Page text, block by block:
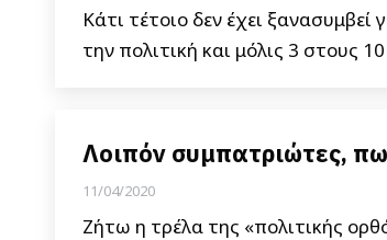
Κάτι τέτοιο δεν έχει
την πολιτική και μόλις 3 στους
Λοιπόν συμπατριώτες,
11/04/2020
Ζήτω η τρέλα της «πολιτικής